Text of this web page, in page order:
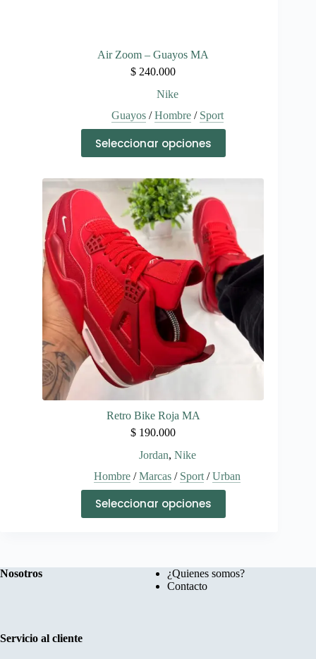
Air Zoom – Guayos MA
$ 240.000
Nike
Guayos/Hombre/ Sport
Seleccionar opciones
producto
tiene
variantes.
Las
opciones
se
elegir
en
la
página
de
producto
Retro Bike Roja MA
$ 190.000
Jordan, Nike
Hombre /Marcas / Sport /Urban
Seleccionar opciones
producto
tiene
opciones
se
Nosotros
¿Quienes somos?
Contacto
Servicio al cliente